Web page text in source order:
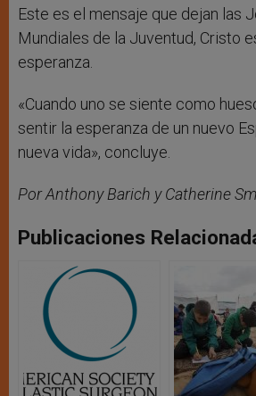
Este es el mensaje que dejan las
Mundiales de la Juventud, Cristo
esperanza.
«Cuando uno se siente como
sentir la esperanza de un nuevo
nueva vida», concluye.
Por Anthony Barich y Catherine
Publicaciones